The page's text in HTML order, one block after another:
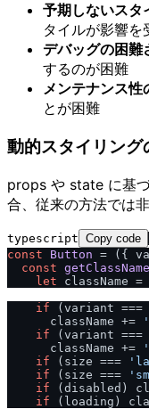
予期しないスタ
タイルが影響を
デバッグの困難
するのが困難
メンテナンス性
とが困難
動的スタイリング
props や state に基
合、従来の方法では
typescript Copy code
const
Button = ( {
const getClassName
let className =
if (variant ===
      className +=
if (variant ===
      className +=
if (size ===
if (size ===
if (disabled)
if (loading)